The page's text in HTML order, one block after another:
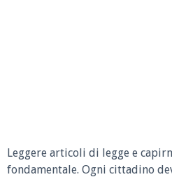
Leggere articoli di legge e
fondamentale. Ogni cittadino